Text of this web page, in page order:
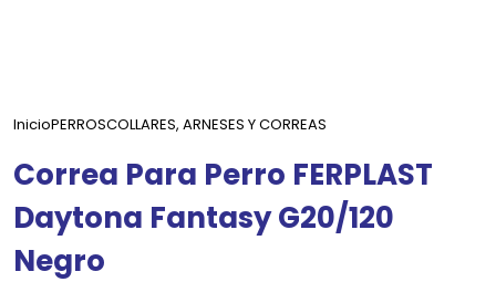
InicioPERROSCOLLARES, ARNESES Y CORREAS
Correa Para Perro FERPLAST
Daytona Fantasy G20/120
Negro